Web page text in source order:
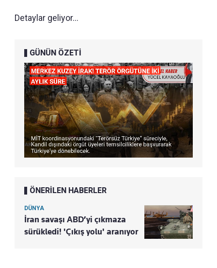
Detaylar geliyor...
GÜNÜN ÖZETİ
ÖNERİLEN HABERLER
DÜNYA
İran savaşı ABD’yi çıkmaza
sürükledi! 'Çıkış yolu' aranıyor